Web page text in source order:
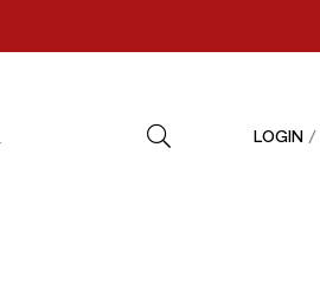
LOGIN /